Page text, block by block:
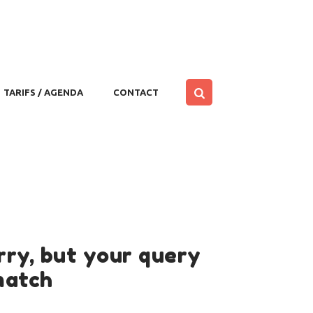
TARIFS / AGENDA CONTACT
but your query